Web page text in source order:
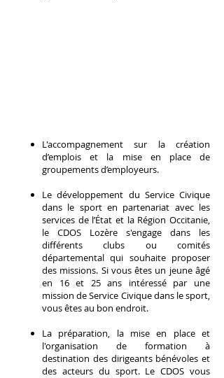
L'accompagnement sur la création
d’emplois et la mise en place de
groupements d’employeurs.​​​
Le développement du Service Civique
dans le sport en partenariat avec les
services de l’État et la Région Occitanie,
le CDOS Lozère s'engage dans les
différents clubs ou comités
départemental qui souhaite proposer
des missions. Si vous êtes un jeune âgé
en 16 et 25 ans intéressé par une
mission de Service Civique dans le sport,
vous êtes au bon endroit.
La préparation, la mise en place et
l'organisation de formation à
destination des dirigeants bénévoles et
des acteurs du sport. Le CDOS vous